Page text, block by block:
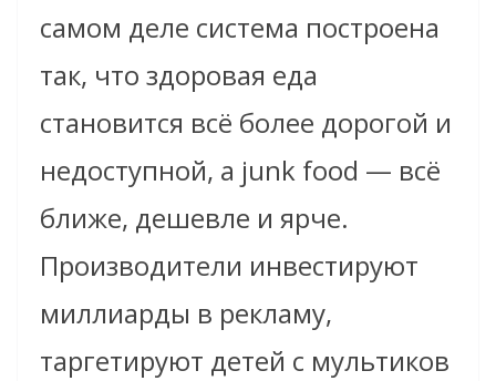
самом деле система построена
так, что здоровая еда
становится всё более дорогой и
недоступной, а junk food — всё
ближе, дешевле и ярче.
Производители инвестируют
миллиарды в рекламу,
таргетируют детей с мультиков